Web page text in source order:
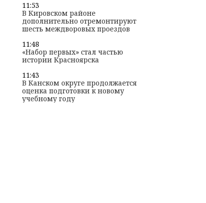
11:53
В Кировском районе
дополнительно отремонтируют
шесть междворовых проездов
11:48
«Набор первых» стал частью
истории Красноярска
11:43
В Канском округе продолжается
оценка подготовки к новому
учебному году